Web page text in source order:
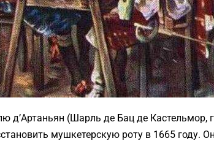
д’Артаньян (Шарль де Бац де Кастельмор,
мушкетерскую роту в 1665 году.